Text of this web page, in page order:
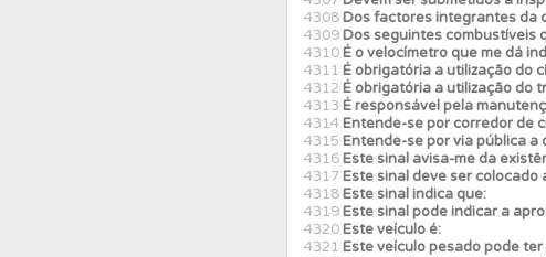
Perfil Consulte as suas
Testes O teste "Novas"
Perfil Veja as questões
Testes Veja o nível de
4308Dos factores integrantes da
4309Dos seguintes combustíveis
4310É o velocímetro que me dá
4311 É obrigatória a utilização do
4312 É obrigatória a utilização do
4313 É responsável pela
4314Entende-se por corredor de
4315 Entende-se por via pública a
4316Este sinal avisa-me da
4317 Este sinal deve ser colocado
4318Este sinal indica que:
4319Este sinal pode indicar a
4320Este veículo é:
4321 Este veículo pesado pode ter